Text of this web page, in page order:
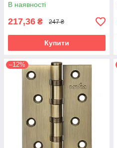
В наявності
217,36 ₴ 247 ₴
Купити
–12%